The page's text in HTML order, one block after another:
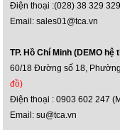
Điện thoại :(028) 38 329
Email: sales01@tca.vn
TP. Hồ Chí Minh (DEMO hệ
60/18 Đường số 18,
đồ)
Điện thoại : 0903 602 247
Email: su@tca.vn